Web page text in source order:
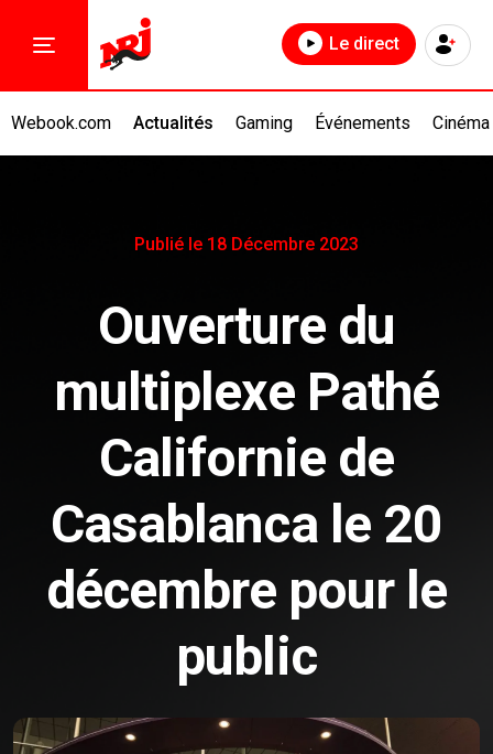
Webook.com Actualités Gaming Événements Cinéma
Le direct
Publié le 18 Décembre 2023
Ouverture du
multiplexe Pathé
Californie de
Casablanca le 20
décembre pour le
public